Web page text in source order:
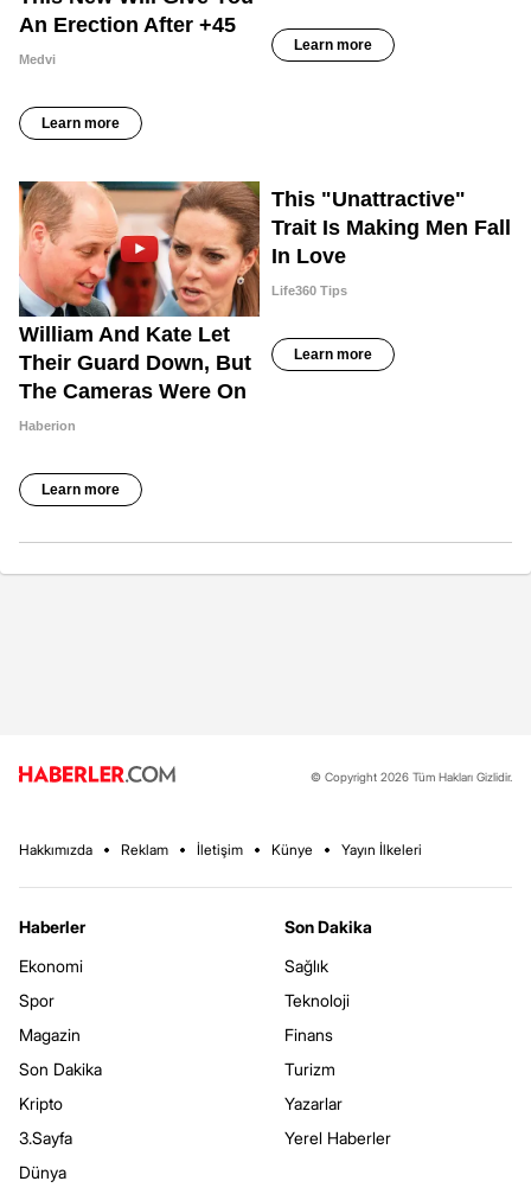
© Copyright 2026 Tüm Hakları Gizlidir.
Hakkımızda Reklam İletişim Künye Yayın İlkeleri
Haberler
Ekonomi
Spor
Magazin
Son Dakika
Kripto
3.Sayfa
Dünya
Son Dakika
Sağlık
Teknoloji
Finans
Turizm
Yazarlar
Yerel Haberler